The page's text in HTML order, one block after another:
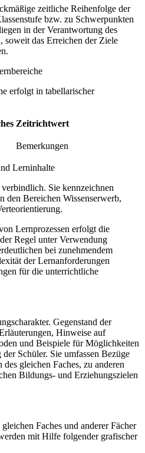
zeitliche Reihenfolge der
bzw. zu Schwerpunkten
in der Verantwortung des
soweit das Erreichen der Ziele
erfolgt in tabellarischer
Zeitrichtwert
Bemerkungen
Lerninhalte
Sie kennzeichnen
den Bereichen Wissenserwerb,
Lernprozessen erfolgt die
Regel unter Verwendung
bei zunehmendem
der Lernanforderungen
für die unterrichtliche
Gegenstand der
Hinweise auf
und Beispiele für Möglichkeiten
Schüler. Sie umfassen Bezüge
gleichen Faches, zu anderen
Bildungs- und Erziehungszielen
Faches und anderer Fächer
mit Hilfe folgender grafischer